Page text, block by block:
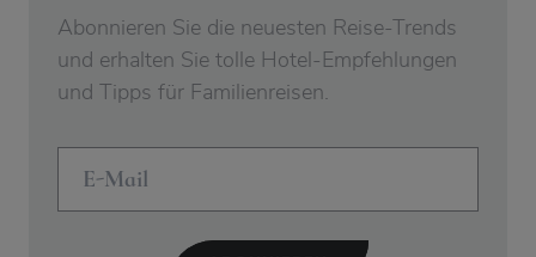
Abonnieren Sie die neuesten Reise-Trends
und erhalten Sie tolle Hotel-Empfehlungen
und Tipps für Familienreisen.